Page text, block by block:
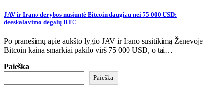
JAV ir Irano derybos nusiuntė Bitcoin daugiau nei 75 000 USD:
deeskalavimo degalų BTC
Po pranešimų apie aukšto lygio JAV ir Irano susitikimą Ženevoje
Bitcoin kaina smarkiai pakilo virš 75 000 USD, o tai…
Paieška
Paieška